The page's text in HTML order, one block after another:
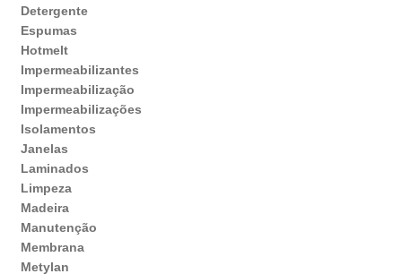
Detergente
Espumas
Hotmelt
Impermeabilizantes
Impermeabilização
Impermeabilizações
Isolamentos
Janelas
Laminados
Limpeza
Madeira
Manutenção
Membrana
Metylan